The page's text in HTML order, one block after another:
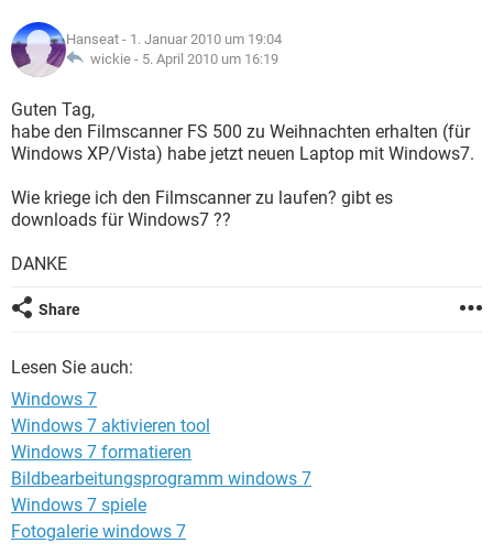
FACEBOOK
WHATSAPP TIKTOK
FACEBOOK
ANDROID
WINDOWS 10 INSTAGRAM
WHATSAPP
FACEBOOK HARDWARE
SPIELE STREAMING
ANDROID
WINDOWS 10
WHATSAPP TIKTOK
FACEBOOK HARDWARE
LEXIKON
SPIELE
ANDROID IOS
WHATSAPP
Hanseat - 1. Januar 2010 um 19:04
wickie - 5. April 2010 um 16:19
Guten Tag,
habe den Filmscanner FS 500 zu Weihnachten erhalten (für
Windows XP/Vista) habe jetzt neuen Laptop mit Windows7.
Wie kriege ich den Filmscanner zu laufen? gibt es
downloads für Windows7 ??
DANKE
Share
Lesen Sie auch:
Windows 7
Windows 7 aktivieren tool
Windows 7 formatieren
Bildbearbeitungsprogramm windows 7
Windows 7 spiele
Fotogalerie windows 7